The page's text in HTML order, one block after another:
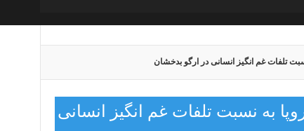
تلفات غم انگیز انسانی در ارگو بدخشان
به نسبت تلفات غم انگیز انسانی